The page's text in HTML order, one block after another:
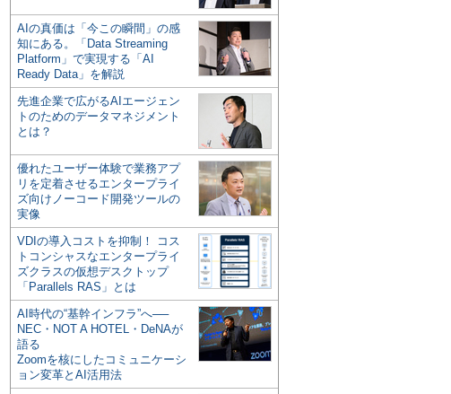
AIの真価は「今この瞬間」の感
知にある。「Data Streaming
Platform」で実現する「AI
Ready Data」を解説
先進企業で広がるAIエージェン
トのためのデータマネジメント
とは？
優れたユーザー体験で業務アプ
リを定着させるエンタープライ
ズ向けノーコード開発ツールの
実像
VDIの導入コストを抑制！ コス
トコンシャスなエンタープライ
ズクラスの仮想デスクトップ
「Parallels RAS」とは
AI時代の“基幹インフラ”へ──
NEC・NOT A HOTEL・DeNAが
語る
Zoomを核にしたコミュニケーシ
ョン変革とAI活用法